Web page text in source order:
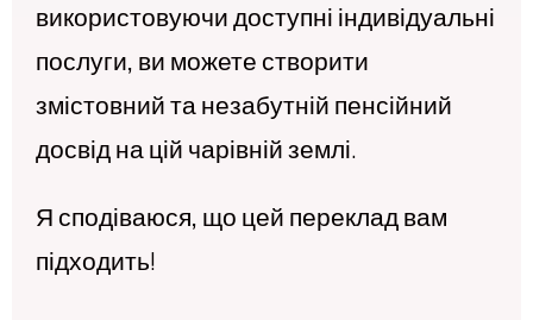
використовуючи доступні індивідуальні
послуги, ви можете створити
змістовний та незабутній пенсійний
досвід на цій чарівній землі.
Я сподіваюся, що цей переклад вам
підходить!